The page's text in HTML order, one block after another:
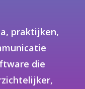
praktijken,
die